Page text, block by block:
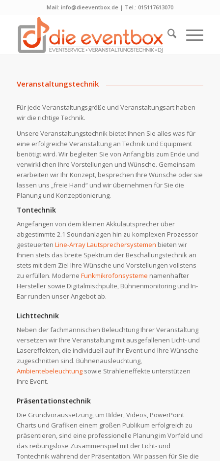
Mail: info@dieeventbox.de | Tel.: 015117613070
Veranstaltungstechnik
Für jede Veranstaltungsgröße und Veranstaltungsart haben
wir die richtige Technik.
Unsere Veranstaltungstechnik bietet Ihnen Sie alles was für
eine erfolgreiche Veranstaltung an Technik und Equipment
benötigt wird. Wir begleiten Sie von Anfang bis zum Ende und
verwirklichen Ihre Vorstellungen und Wünsche. Gemeinsam
erarbeiten wir Ihr Konzept, besprechen Ihre Wünsche oder sie
lassen uns „freie Hand“ und wir übernehmen für Sie die
Planung und Konzeptionierung.
Tontechnik
Angefangen von dem kleinen Akkulautsprecher über
abgestimmte 2.1 Soundanlagen hin zu komplexen Prozessor
gesteuerten Line-Array Lautsprechersystemen bieten wir
Ihnen stets das breite Spektrum der Beschallungstechnik an
stets mit dem Ziel Ihre Wünsche und Vorstellungen vollstens
zu erfüllen. Moderne Funkmikrofonsysteme namenhafter
Hersteller sowie Digitalmischpulte, Bühnenmonitoring und In-
Ear runden unser Angebot ab.
Lichttechnik
Neben der fachmännischen Beleuchtung Ihrer Veranstaltung
versetzen wir Ihre Veranstaltung mit ausgefallenen Licht- und
Lasereffekten, die individuell auf Ihr Event und Ihre Wünsche
zugeschnitten sind. Bühnenausleuchtung,
Ambientebeleuchtungsowie Strahleneffekte unterstützen
Ihre Event.
Präsentationstechnik
Die Grundvoraussetzung, um Bilder, Videos, PowerPoint
Charts und Grafiken einem großen Publikum erfolgreich zu
präsentieren, sind eine professionelle Planung im Vorfeld und
das reibungslose Zusammenspiel mit der Licht- und
Tontechnik während der Präsentation. Wir passen für Sie die